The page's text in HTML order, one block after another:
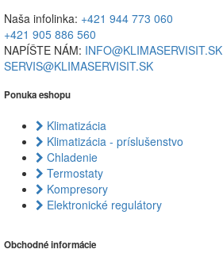
Naša infolinka: +421 944 773 060
+421 905 886 560
NAPÍŠTE NÁM: INFO@KLIMASERVISIT.SK
SERVIS@KLIMASERVISIT.SK
Ponuka eshopu
Klimatizácia
Klimatizácia - príslušenstvo
Chladenie
Termostaty
Kompresory
Elektronické regulátory
Obchodné informácie